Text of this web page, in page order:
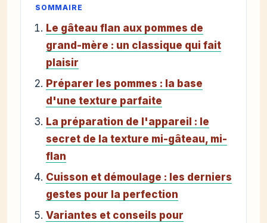
SOMMAIRE
Le gâteau flan aux pommes de
grand-mère : un classique qui fait
plaisir
Préparer les pommes : la base
d'une texture parfaite
La préparation de l'appareil : le
secret de la texture mi-gâteau, mi-
flan
Cuisson et démoulage : les derniers
gestes pour la perfection
Variantes et conseils pour